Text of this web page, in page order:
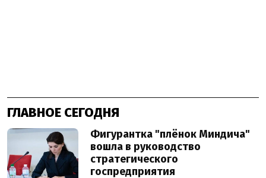
ГЛАВНОЕ СЕГОДНЯ
Фигурантка "плёнок Миндича"
вошла в руководство
стратегического
госпредприятия